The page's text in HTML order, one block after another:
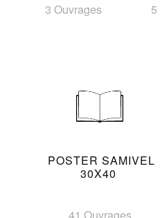
3 Ouvrages
POSTER SAMIVEL
30X40
41 Ouvrages